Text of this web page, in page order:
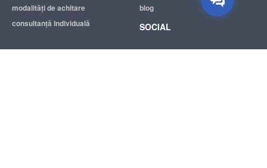
modalităţi de achitare
consultanță individuală
blog
SOCIAL